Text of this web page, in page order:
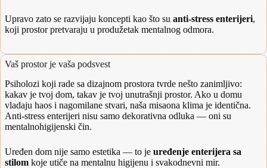
Upravo zato se razvijaju koncepti kao što suanti-stress enterijeri,
koji prostor pretvaraju u produžetak mentalnog odmora.
Vaš prostor je vaša podsvest
Psiholozi koji rade sa dizajnom prostora tvrde nešto zanimljivo:
kakav je tvoj dom, takav je tvoj unutrašnji prostor. Ako u domu
vladaju haos i nagomilane stvari, naša misaona klima je identična.
Anti-stress enterijeri nisu samo dekorativna odluka — oni su
mentalnohigijenski čin.
Uređen dom nije samo estetika — to jeuređenje enterijera sa
stilom koje utiče na mentalnu higijenu i svakodnevni mir.